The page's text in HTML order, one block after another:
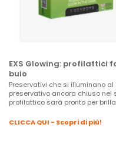
EXS Glowing: profilattici
buio
Preservativi che si illuminano al
preservativo ancora chiuso nel
profilattico sarà pronto per
CLICCA QUI - Scopri di più!